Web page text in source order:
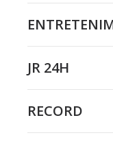
JR 24H
RECORD